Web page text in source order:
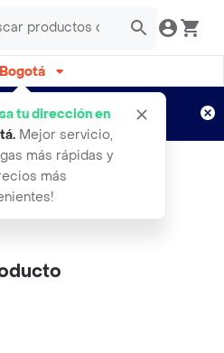
Bogotá
tu dirección en
. Mejor servicio,
más rápidas y
más
por semanas
Aplican TyC